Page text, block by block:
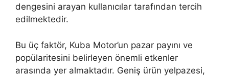
dengesini arayan kullanıcılar tarafından tercih
edilmektedir.
Bu üç faktör, Kuba Motor’un pazar payını ve
popülaritesini belirleyen önemli etkenler
arasında yer almaktadır. Geniş ürün yelpazesi,